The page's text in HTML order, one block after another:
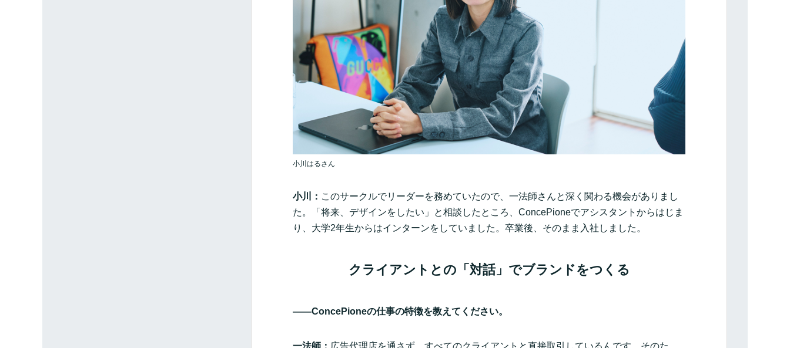
小川はるさん
小川： このサークルでリーダーを務めていたので、一法師さんと深く関わる機会がありまし
た。「将来、デザインをしたい」と相談したところ、ConcePioneでアシスタントからはじま
り、大学2年生からはインターンをしていました。卒業後、そのまま入社しました。
クライアントとの「対話」でブランドをつくる
——ConcePioneの仕事の特徴を教えてください。